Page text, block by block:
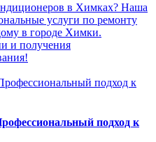
в Химках? Наша
услуги по ремонту
в городе Химки.
и получения
подход к